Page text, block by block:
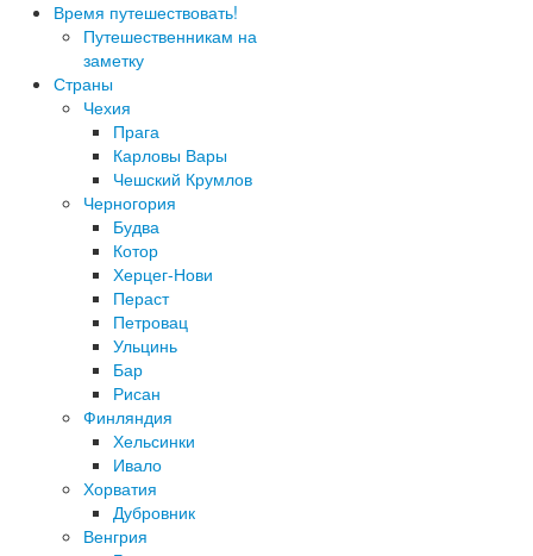
Время путешествовать!
Путешественникам на
заметку
Страны
Чехия
Прага
Карловы Вары
Чешский Крумлов
Черногория
Будва
Котор
Херцег-Нови
Пераст
Петровац
Ульцинь
Бар
Рисан
Финляндия
Хельсинки
Ивало
Хорватия
Дубровник
Венгрия